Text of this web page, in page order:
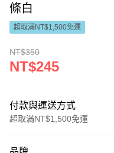
條白
超取滿NT$1,500免運
NT$350
NT$245
付款與運送方式
超取滿NT$1,500免運